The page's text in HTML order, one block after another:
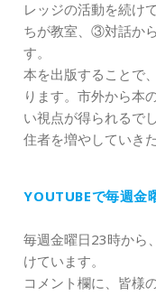
レッジの活動を続け
ちが教室、③対話か
す。
本を出版することで
ります。市外から本
い視点が得られるで
住者を増やしていき
YOUTUBEで毎週金
毎週金曜日23時から
けています。
コメント欄に、皆様